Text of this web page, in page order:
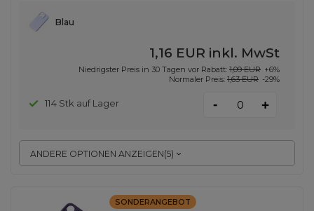
ANDERE OPTIONEN ANZEIGEN(5)
Blau
1,16 EUR inkl. MwSt
Niedrigster Preis in 30 Tagen vor Rabatt: 1,09 EUR +6%
Normaler Preis: 1,63 EUR -29%
114 Stk auf Lager - +
SONDERANGEBOT